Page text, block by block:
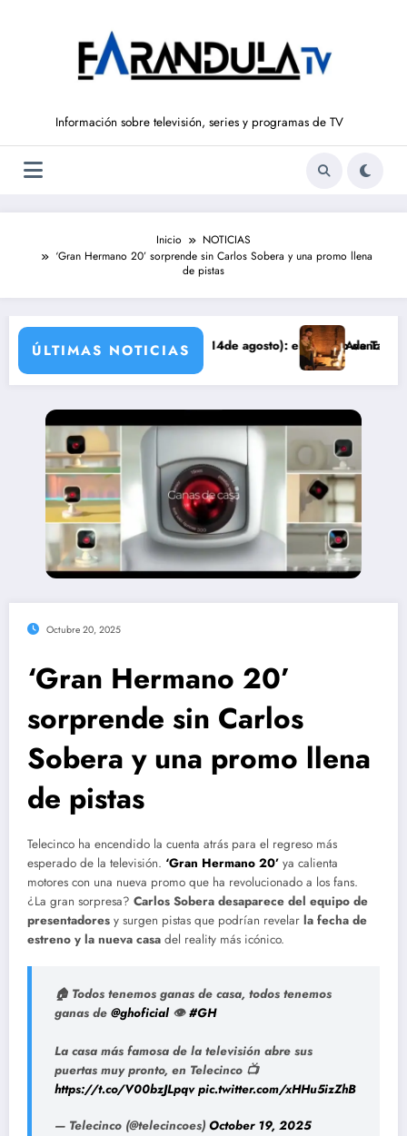
Información sobre televisión, series y programas de TV
Inicio
NOTICIAS
‘Gran Hermano 20’ sorprende sin Carlos Sobera y una promo llena
de pistas
ÚLTIMAS NOTICIAS
LIBERTAD’ (del 10 al 14de agosto): el secreto de Tasio sale a la luz
Avance VALLE
Octubre 20, 2025
‘Gran Hermano 20’
sorprende sin Carlos
Sobera y una promo llena
de pistas
Telecinco ha encendido la cuenta atrás para el regreso más
esperado de la televisión. ‘Gran Hermano 20’ ya calienta
motores con una nueva promo que ha revolucionado a los fans.
¿La gran sorpresa? Carlos Sobera desaparece del equipo de
presentadores y surgen pistas que podrían revelar la fecha de
estreno y la nueva casa del reality más icónico.
🏠 Todos tenemos ganas de casa, todos tenemos
ganas de @ghoficial 👁️#GH
La casa más famosa de la televisión abre sus
puertas muy pronto, en Telecinco 📺
https://t.co/V00bzJLpqv pic.twitter.com/xHHu5izZhB
— Telecinco (@telecincoes) October 19, 2025